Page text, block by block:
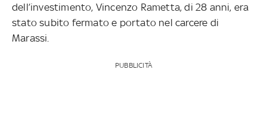
dell’investimento, Vincenzo Rametta, di 28 anni, era
stato subito fermato e portato nel carcere di
Marassi.
PUBBLICITÀ